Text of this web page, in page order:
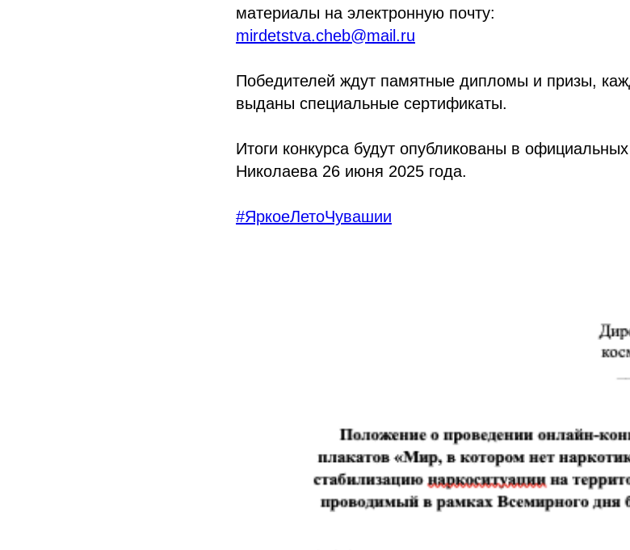
материалы на электронную почту:
mirdetstva.cheb@mail.ru
Победителей ждут памятные дипломы и призы,
выданы специальные сертификаты.
Итоги конкурса будут опубликованы в
Николаева 26 июня 2025 года.
#ЯркоеЛетоЧувашии